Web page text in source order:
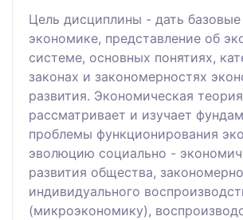
Цель дисциплины - дать базовые
экономике, представление об
системе, основных понятиях,
законах и закономерностях
развития. Экономическая теория
рассматривает и изучает
проблемы функционирования
эволюцию социально -
развития общества,
индивидуального
(микроэкономику),